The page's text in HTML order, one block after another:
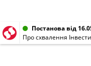
Постанова від